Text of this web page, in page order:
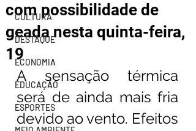
CULTURA
DESTAQUE
ECONOMIA
EDUCAÇÃO
ESPORTES
com possibilidade de
geada nesta quinta-feira,
19
A sensação térmica
será de ainda mais fria
devido ao vento. Efeitos